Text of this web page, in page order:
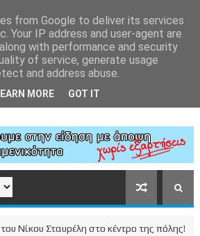
στο κέντρο της πόλης!
from Google to deliver its services
Your IP address and user-agent are
with performance and security
of service, generate usage
and address abuse.
MORE GOT IT